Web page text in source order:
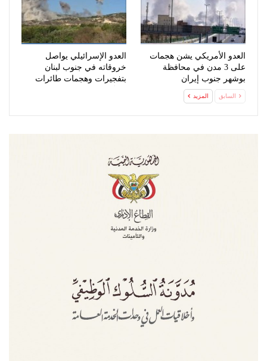
العدو الأمريكي يشن هجمات
على 3 مدن في محافظة
بوشهر جنوب إيران
العدو الإسرائيلي يواصل
خروقاته في جنوب لبنان
بتفجيرات وهجمات طائرات
السابق المزيد